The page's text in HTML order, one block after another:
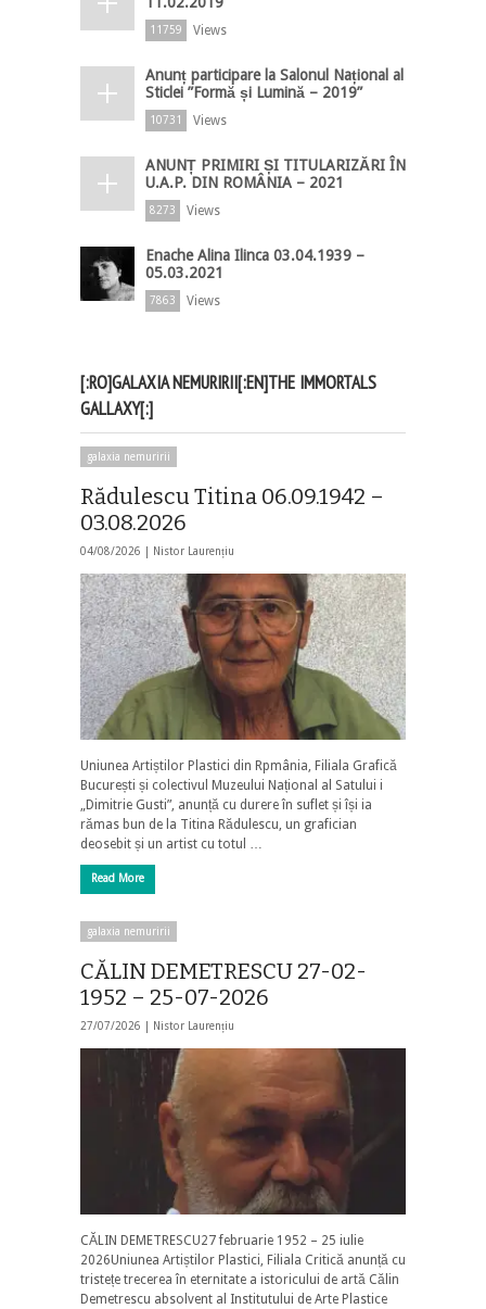
11759 Views
Anunț participare la Salonul Național al
Sticlei ”Formă și Lumină – 2019”
10731 Views
ANUNȚ PRIMIRI ȘI TITULARIZĂRI ÎN
U.A.P. DIN ROMÂNIA – 2021
8273 Views
Enache Alina Ilinca 03.04.1939 –
05.03.2021
7863 Views
[:RO]GALAXIA NEMURIRII[:EN]THE IMMORTALS
GALLAXY[:]
galaxia nemuririi
Rădulescu Titina 06.09.1942 –
03.08.2026
04/08/2026 | Nistor Laurențiu
Uniunea Artiștilor Plastici din Rpmânia, Filiala Grafică
București și colectivul Muzeului Național al Satului i
„Dimitrie Gusti”, anunță cu durere în suflet și își ia
rămas bun de la Titina Rădulescu, un grafician
deosebit și un artist cu totul …
Read More
galaxia nemuririi
CĂLIN DEMETRESCU 27-02-
1952 – 25-07-2026
27/07/2026 | Nistor Laurențiu
CĂLIN DEMETRESCU27 februarie 1952 – 25 iulie
2026Uniunea Artiștilor Plastici, Filiala Critică anunță cu
tristețe trecerea în eternitate a istoricului de artă Călin
Demetrescu absolvent al Institutului de Arte Plastice